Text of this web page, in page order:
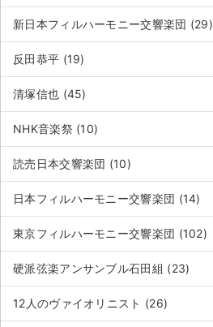
新日本フィルハーモニー交響楽団 (29)
反田恭平 (19)
清塚信也 (45)
NHK音楽祭 (10)
読売日本交響楽団 (10)
日本フィルハーモニー交響楽団 (14)
東京フィルハーモニー交響楽団 (102)
硬派弦楽アンサンブル石田組 (23)
12人のヴァイオリニスト (26)